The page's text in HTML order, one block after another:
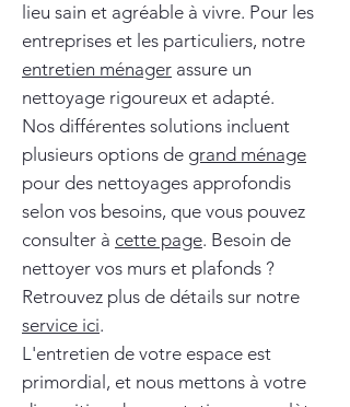
lieu sain et agréable à vivre. Pour les
entreprises et les particuliers, notre
entretien ménager assure un
nettoyage rigoureux et adapté.
Nos différentes solutions incluent
plusieurs options de grand ménage
pour des nettoyages approfondis
selon vos besoins, que vous pouvez
consulter à cette page. Besoin de
nettoyer vos murs et plafonds ?
Retrouvez plus de détails sur notre
service ici.
L'entretien de votre espace est
primordial, et nous mettons à votre